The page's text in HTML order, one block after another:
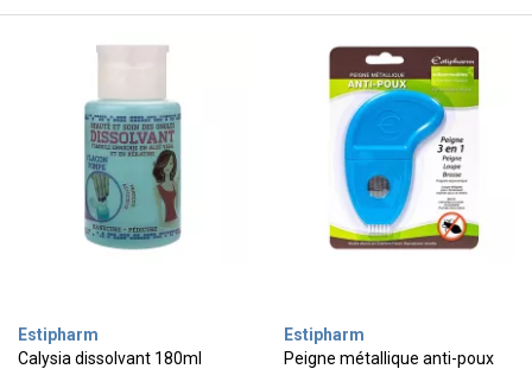
Estipharm
Calysia dissolvant 180ml
Estipharm
Peigne métallique anti-poux